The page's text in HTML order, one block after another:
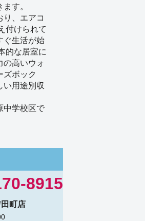
す。
り、エアコ
付けられて
ぐ生活が始
的な居室に
の高いウォ
ズボック
い用途別収
中学校区で
8915
町店